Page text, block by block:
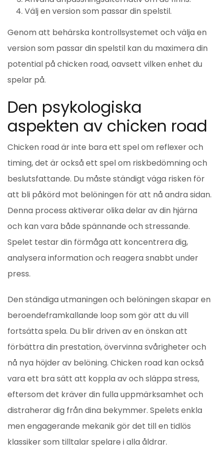
Välj en version som passar din spelstil.
Genom att behärska kontrollsystemet och välja en
version som passar din spelstil kan du maximera din
potential på chicken road, oavsett vilken enhet du
spelar på.
Den psykologiska
aspekten av chicken road
Chicken road är inte bara ett spel om reflexer och
timing, det är också ett spel om riskbedömning och
beslutsfattande. Du måste ständigt väga risken för
att bli påkörd mot belöningen för att nå andra sidan.
Denna process aktiverar olika delar av din hjärna
och kan vara både spännande och stressande.
Spelet testar din förmåga att koncentrera dig,
analysera information och reagera snabbt under
press.
Den ständiga utmaningen och belöningen skapar en
beroendeframkallande loop som gör att du vill
fortsätta spela. Du blir driven av en önskan att
förbättra din prestation, övervinna svårigheter och
nå nya höjder av belöning. Chicken road kan också
vara ett bra sätt att koppla av och släppa stress,
eftersom det kräver din fulla uppmärksamhet och
distraherar dig från dina bekymmer. Spelets enkla
men engagerande mekanik gör det till en tidlös
klassiker som tilltalar spelare i alla åldrar.